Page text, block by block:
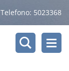
Telefono: 5023368